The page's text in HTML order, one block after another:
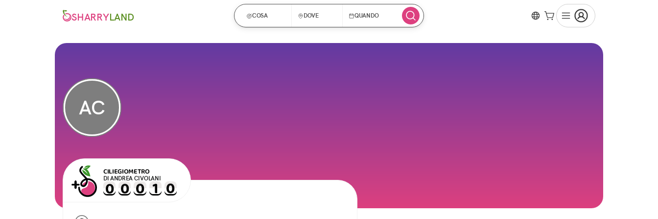
SHARRYLAND COSA DOVE QUANDO
AC
CILIEGIOMETRO
DI ANDREA CIVOLANI